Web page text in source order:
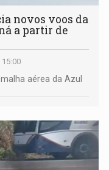
novos voos da
a partir de
aérea da Azul